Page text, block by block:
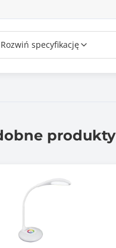
W] (mm)
Rozwiń specyfikację
produkty